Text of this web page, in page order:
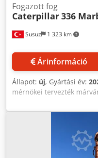
Susuz 1 323 km
Fogazott fog
Caterpillar336
Árinformáció
Állapot: új, Gyártási év:
mérnökei tervezték
kopásálló acélból
szolgál. Részletes